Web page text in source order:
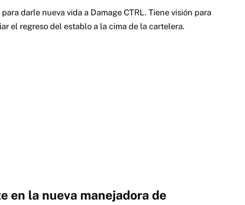
darle nueva vida a Damage CTRL. Tiene visión para
el regreso del establo a la cima de la cartelera.
en la nueva manejadora de